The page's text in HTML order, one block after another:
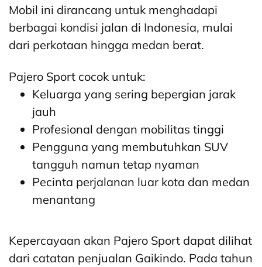
Mobil ini dirancang untuk menghadapi
berbagai kondisi jalan di Indonesia, mulai
dari perkotaan hingga medan berat.
Pajero Sport cocok untuk:
Keluarga yang sering bepergian jarak
jauh
Profesional dengan mobilitas tinggi
Pengguna yang membutuhkan SUV
tangguh namun tetap nyaman
Pecinta perjalanan luar kota dan medan
menantang
Kepercayaan akan Pajero Sport dapat dilihat
dari catatan penjualan Gaikindo. Pada tahun